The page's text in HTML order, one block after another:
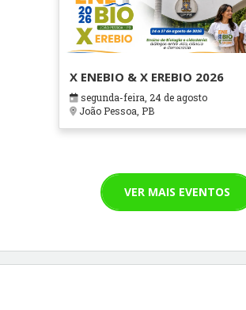
X ENEBIO & X EREBIO 2026
segunda-feira, 24 de agosto
João Pessoa, PB
VER MAIS EVENTOS